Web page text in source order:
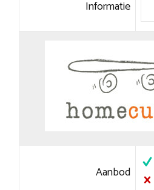
Informatie
Aanbod